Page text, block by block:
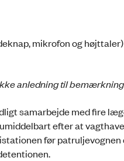
mikrofon og
anledning til
samarbejde med fire
efter at
før patruljevognen